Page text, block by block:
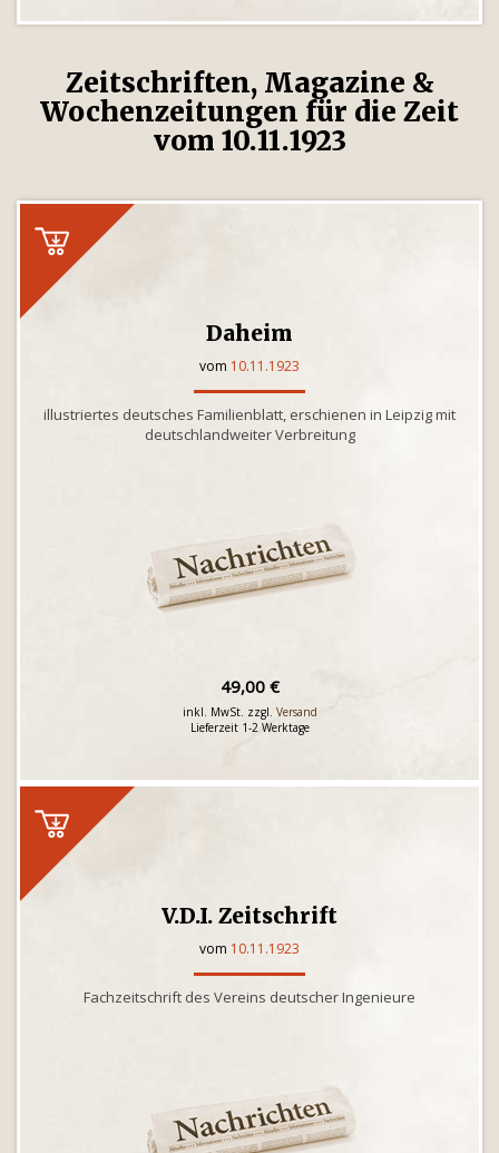
Zeitschriften, Magazine &
Wochenzeitungen für die Zeit
vom 10.11.1923
Daheim
vom 10.11.1923
illustriertes deutsches Familienblatt, erschienen in Leipzig mit
deutschlandweiter Verbreitung
49,00 €
inkl. MwSt. zzgl. Versand
Lieferzeit 1-2 Werktage
V.D.I. Zeitschrift
vom 10.11.1923
Fachzeitschrift des Vereins deutscher Ingenieure